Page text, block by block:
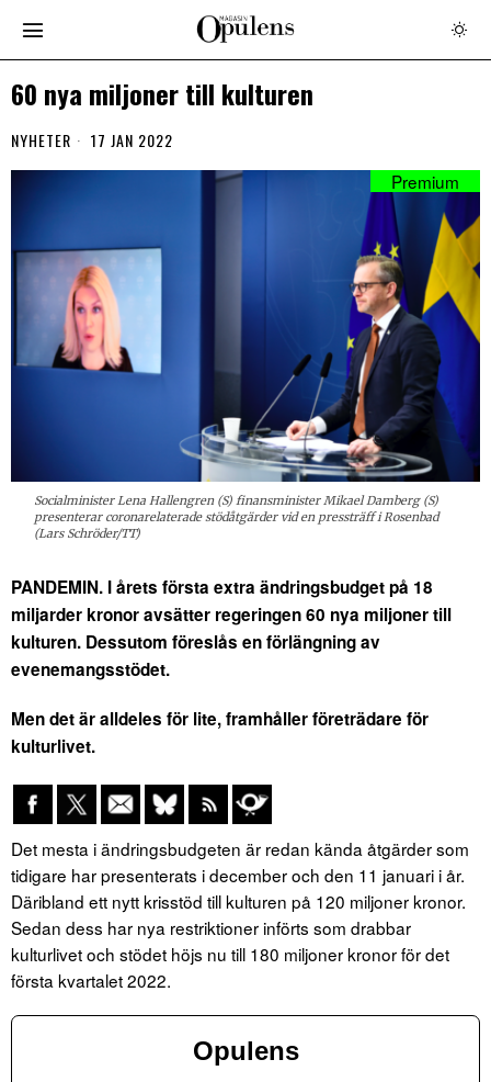
60 nya miljoner till kulturen
NYHETER 17 JAN 2022
Socialminister Lena Hallengren (S) finansminister Mikael Damberg (S)
presenterar coronarelaterade stödåtgärder vid en pressträff i Rosenbad
(Lars Schröder/TT)
PANDEMIN. I årets första extra ändringsbudget på 18
miljarder kronor avsätter regeringen 60 nya miljoner till
kulturen. Dessutom föreslås en förlängning av
evenemangsstödet.
Men det är alldeles för lite, framhåller företrädare för
kulturlivet.
Det mesta i ändringsbudgeten är redan kända åtgärder som
tidigare har presenterats i december och den 11 januari i år.
Däribland ett nytt krisstöd till kulturen på 120 miljoner kronor.
Sedan dess har nya restriktioner införts som drabbar
kulturlivet och stödet höjs nu till 180 miljoner kronor för det
första kvartalet 2022.
Opulens